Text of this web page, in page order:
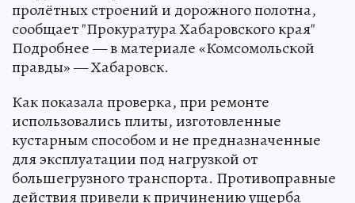
пролётных строений и дорожного полотна,
сообщает "Прокуратура Хабаровского края"
Подробнее — в материале «Комсомольской
правды» — Хабаровск.
Как показала проверка, при ремонте
использовались плиты, изготовленные
кустарным способом и не предназначенные
для эксплуатации под нагрузкой от
большегрузного транспорта. Противоправные
действия привели к причинению ущерба